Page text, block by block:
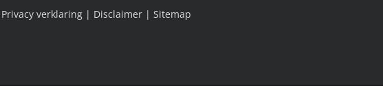
Privacy verklaring | Disclaimer | Sitemap